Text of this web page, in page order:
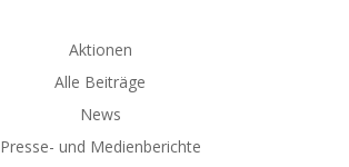
Aktionen
Alle Beiträge
News
Presse- und Medienberichte